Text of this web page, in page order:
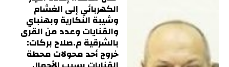
الكهربائي إلى الغشام
وشيبة النكارية وبهنباي
والقنايات وعدد من القرى
بالشرقية م.صلاح بركات:
خروج أحد محولات محطة